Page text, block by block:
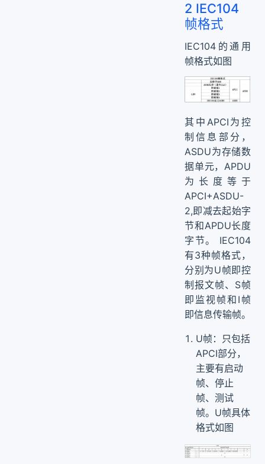
2 IEC104
帧格式
IEC104的通用
帧格式如图
其中APCI为控
制信息部分，
ASDU为存储数
据单元，APDU
为长度等于
APCI+ASDU-
2,即减去起始字
节和APDU长度
字节。 IEC104
有3种帧格式，
分别为U帧即控
制报文帧、S帧
即监视帧和I帧
即信息传输帧。
U帧：只包括
APCI部分，
主要有启动
帧、停止
帧、测试
帧。U帧具体
格式如图